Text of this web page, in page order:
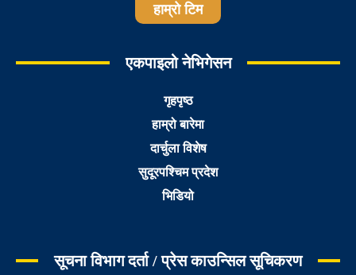
हाम्रो टिम
एकपाइलो नेभिगेसन
गृहपृष्ठ
हाम्रो बारेमा
दार्चुला विशेष
सुदूरपश्चिम प्रदेश
भिडियो
सूचना विभाग दर्ता / प्रेस काउन्सिल सूचिकरण